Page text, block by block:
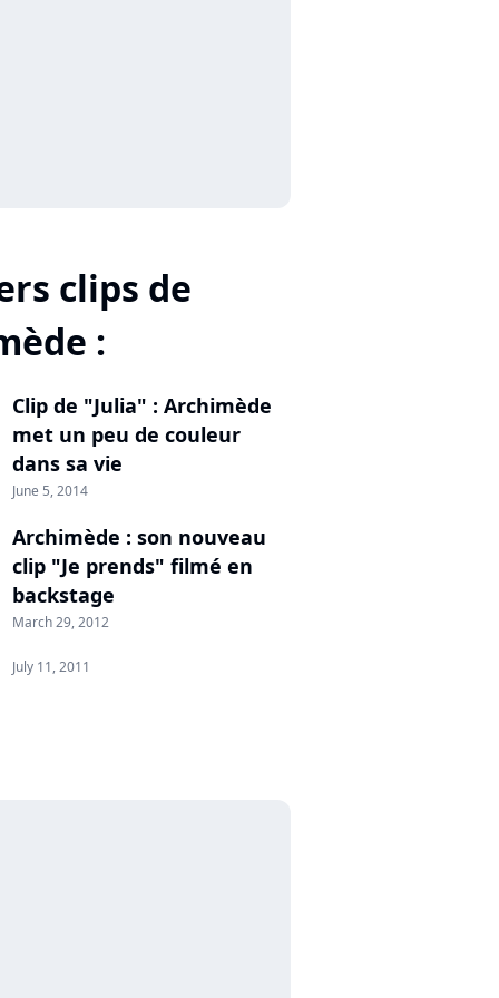
clips de
:
Clip de "Julia" : Archimède
met un peu de couleur
dans sa vie
June 5, 2014
Archimède : son nouveau
clip "Je prends" filmé en
backstage
March 29, 2012
July 11, 2011